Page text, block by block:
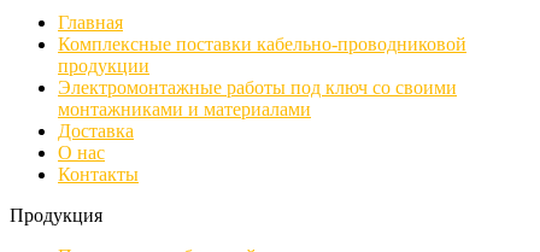
Главная
Комплексные поставки кабельно-проводниковой
продукции
Электромонтажные работы под ключ со своими
монтажниками и материалами
Доставка
О нас
Контакты
Продукция